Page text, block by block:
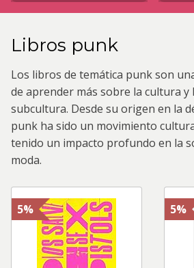
Libros punk
Los libros de temática punk son
de aprender más sobre la cultura y
subcultura. Desde su origen en la
punk ha sido un movimiento
tenido un impacto profundo en la
moda.
5% 5%